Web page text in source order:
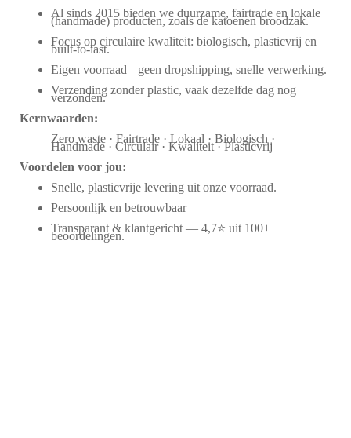
Al sinds 2015 bieden we duurzame, fairtrade en lokale
(handmade) producten, zoals de katoenen broodzak.
Focus op circulaire kwaliteit: biologisch, plasticvrij en
built-to-last.
Eigen voorraad – geen dropshipping, snelle verwerking.
Verzending zonder plastic, vaak dezelfde dag nog
verzonden.
Kernwaarden:
Zero waste · Fairtrade · Lokaal · Biologisch ·
Handmade · Circulair · Kwaliteit · Plasticvrij
Voordelen voor jou:
Snelle, plasticvrije levering uit onze voorraad.
Persoonlijk en betrouwbaar
Transparant & klantgericht — 4,7⭐ uit 100+
beoordelingen.